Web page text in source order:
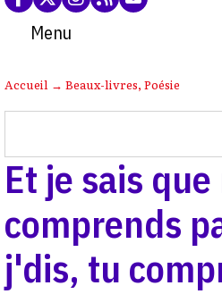
Menu
Accueil → Beaux-livres, Poésie
Et je sais
comprends
j'dis, tu